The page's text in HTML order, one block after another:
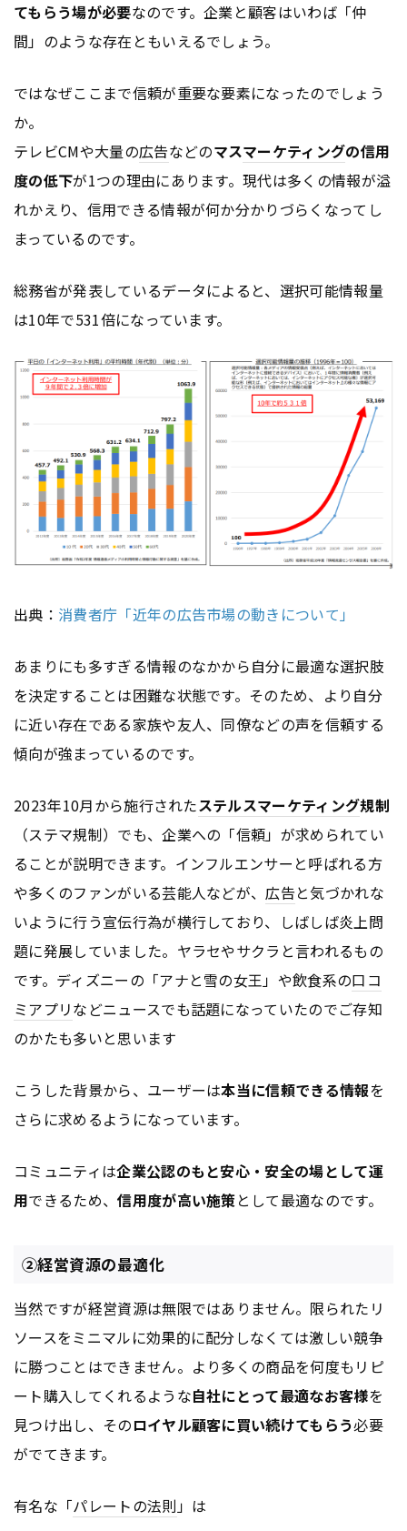
てもらう場が必要なのです。企業と顧客はいわば「仲
間」のような存在ともいえるでしょう。
ではなぜここまで信頼が重要な要素になったのでしょう
か。
テレビCMや大量の広告などのマスマーケティングの信用
度の低下が1つの理由にあります。現代は多くの情報が溢
れかえり、信用できる情報が何か分かりづらくなってし
まっているのです。
総務省が発表しているデータによると、選択可能情報量
は10年で531倍になっています。
出典： 消費者庁「近年の広告市場の動きについて」
あまりにも多すぎる情報のなかから自分に最適な選択肢
を決定することは困難な状態です。そのため、より自分
に近い存在である家族や友人、同僚などの声を信頼する
傾向が強まっているのです。
2023年10月から施行されたステルスマーケティング規制
（ステマ規制）でも、企業への「信頼」が求められてい
ることが説明できます。インフルエンサーと呼ばれる方
や多くのファンがいる芸能人などが、 広告と気づかれな
いように行う宣伝行為が横行しており、しばしば炎上問
題に発展していました。ヤラセやサクラと言われるもの
です。ディズニーの「アナと雪の女王」や飲食系の口コ
ミアプリなどニュースでも話題になっていたのでご存知
のかたも多いと思います
こうした背景から、ユーザーは本当に信頼できる情報を
さらに求めるようになっています。
コミュニティは企業公認のもと安心・安全の場として運
用できるため、信用度が高い施策として最適なのです。
②経営資源の最適化
当然ですが経営資源は無限ではありません。限られたリ
ソースをミニマルに効果的に配分しなくては激しい競争
に勝つことはできません。より多くの商品を何度もリピ
ート購入してくれるような自社にとって最適なお客様を
見つけ出し、そのロイヤル顧客に買い続けてもらう必要
がでてきます。
有名な「パレートの法則」は